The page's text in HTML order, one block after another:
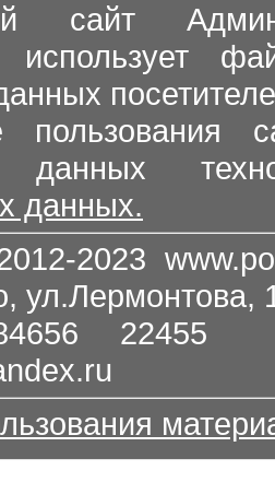
сайт
использует
пользования
данных
данных.
2023
ул.Лермонтова,